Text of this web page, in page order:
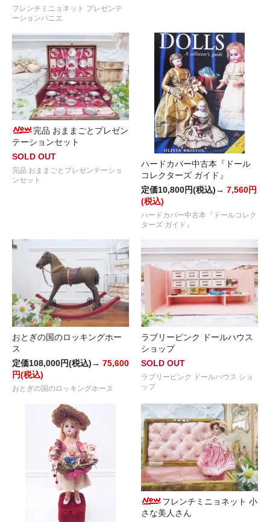
フレンチミニョネット プレゼンテ
ーションパニエ
完品 おままごとプレゼン
テーションセット
SOLD OUT
完品 おままごとプレゼンテーショ
ンセット
ハードカバー中古本『ドール
コレクターズ ガイド』
定価10,800円(税込)→ 7,560円
(税込)
ハードカバー中古本『ドールコレク
ターズ ガイド』
おとぎの国のロッキングホー
ス
定価108,000円(税込)→ 75,600
円(税込)
おとぎの国のロッキングホース
ラブリーピンク ドールハウス
ショップ
SOLD OUT
ラブリーピンク ドールハウス ショ
ップ
フレンチミニョネット 小
さな美人さん